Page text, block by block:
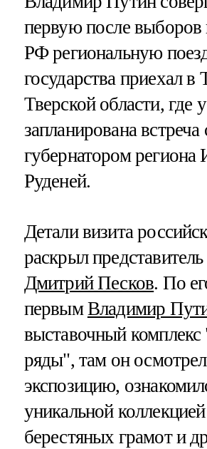
первую после выборов
РФ региональную
государства приехал в
Тверской области, где
запланирована встреча
губернатором региона
Руденей.
Детали визита
раскрыл
Дмитрий Песков. По
первымВладимир
выставочный
ряды", там он осмотрел
экспозицию,
уникальной коллекцией
берестяных грамот и